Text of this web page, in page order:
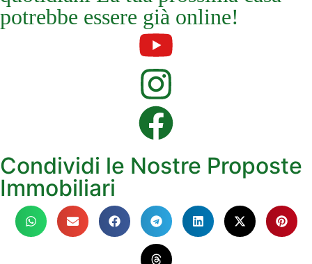
potrebbe essere già online!
Condividi le Nostre Proposte
Immobiliari